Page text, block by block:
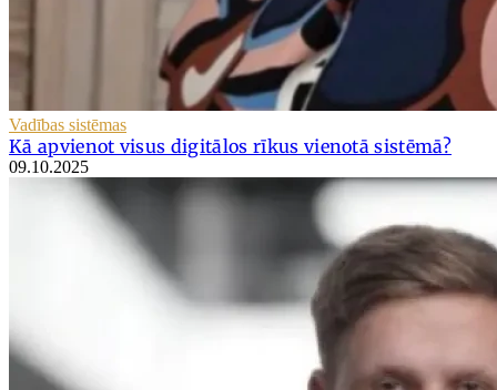
Vadības sistēmas
Kā apvienot visus digitālos rīkus vienotā sistēmā?
09.10.2025